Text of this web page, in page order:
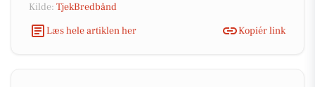
Kilde: TjekBredbånd
Læs hele artiklen her
Kopiér link